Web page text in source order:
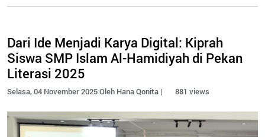
Dari Ide Menjadi Karya Digital: Kiprah
Siswa SMP Islam Al-Hamidiyah di Pekan
Literasi 2025
Selasa, 04 November 2025 Oleh Hana Qonita | 881 views